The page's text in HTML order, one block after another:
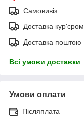
Самовивіз
Доставка кур'єром
Доставка поштою
Всі умови доставки
Умови оплати
Післяплата